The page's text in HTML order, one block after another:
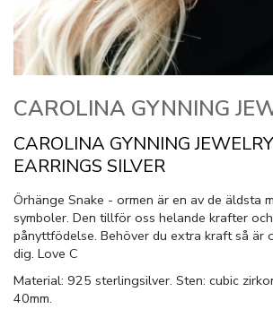
CAROLINA GYNNING
CAROLINA GYNNING
EARRINGS SILVER
Örhänge Snake - ormen är en av de äldsta
symboler. Den tillför oss helande krafter
pånyttfödelse. Behöver du extra kraft så är
dig. Love C
Material: 925 sterlingsilver. Sten: cubic
40mm.